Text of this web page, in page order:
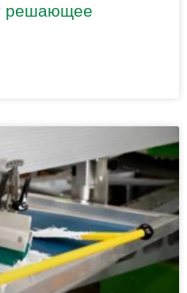
решающее